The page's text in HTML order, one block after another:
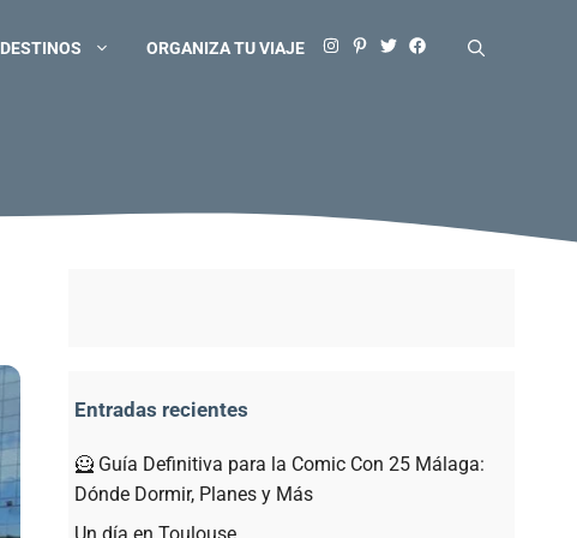
DESTINOS ORGANIZA TU VIAJE
Entradas recientes
🦸 Guía Definitiva para la Comic Con 25 Málaga:
Dónde Dormir, Planes y Más